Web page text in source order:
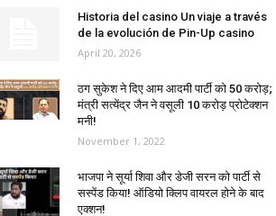
Historia del casino Un viaje a través
de la evolución de Pin-Up casino
April 20, 2026
ठग सुकेश ने दिए आम आदमी पार्टी को ₹50 करोड़;
मंत्री सत्येंद्र जैन ने वसूली ₹10 करोड़ प्रोटेक्शन
मनी!
November 1, 2022
भाजपा ने सूर्या शिवा और डेजी सरन को पार्टी से
सस्पेंड किया! ऑडियो क्लिप वायरल होने के बाद
एक्शन!